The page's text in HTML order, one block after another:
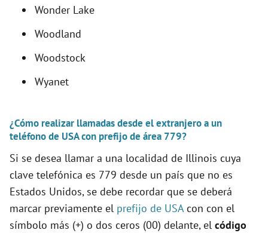
Wonder Lake
Woodland
Woodstock
Wyanet
¿Cómo realizar llamadas desde el extranjero a un
teléfono de USA con prefijo de área 779?
Si se desea llamar a una localidad de Illinois cuya
clave telefónica es 779 desde un país que no es
Estados Unidos, se debe recordar que se deberá
marcar previamente el prefijo de USAcon con el
símbolo más (+) o dos ceros (00) delante, el código